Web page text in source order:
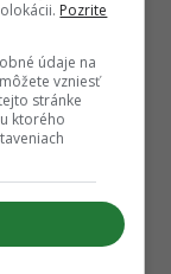
Pozrite
údaje na
vzniesť
stránke
ktorého